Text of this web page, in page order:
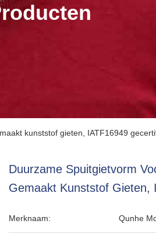
kunststof gieten, IATF16949
Duurzame Spuitgietvorm
Gemaakt Kunststof Gieten,
Merknaam: Qunhe